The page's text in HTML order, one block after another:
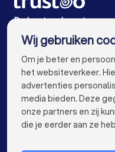
Advocaten in Breda
Advocaten in
Advocaten in Arnhem
Advocaten in
Advocaten in
De beste advocaten
VOOR PARTICULIEREN
Wij gebruiken
Om je beter en
het websiteverkeer.
advertenties
media bieden. Deze
onze partners en zij
die je eerder aan ze